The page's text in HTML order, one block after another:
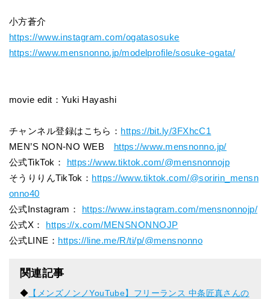
小方蒼介
https://www.instagram.com/ogatasosuke
https://www.mensnonno.jp/modelprofile/sosuke-ogata/
movie edit：Yuki Hayashi
チャンネル登録はこちら： https://bit.ly/3FXhcC1
MEN’S NON-NO WEB https://www.mensnonno.jp/
公式TikTok： https://www.tiktok.com/@mensnonnojp
そうりりんTikTok： https://www.tiktok.com/@soririn_mensn
onno40
公式Instagram： https://www.instagram.com/mensnonnojp/
公式X： https://x.com/MENSNONNOJP
公式LINE： https://line.me/R/ti/p/@mensnonno
関連記事
◆ 【メンズノンノYouTube】フリーランス 中条匠真さんの